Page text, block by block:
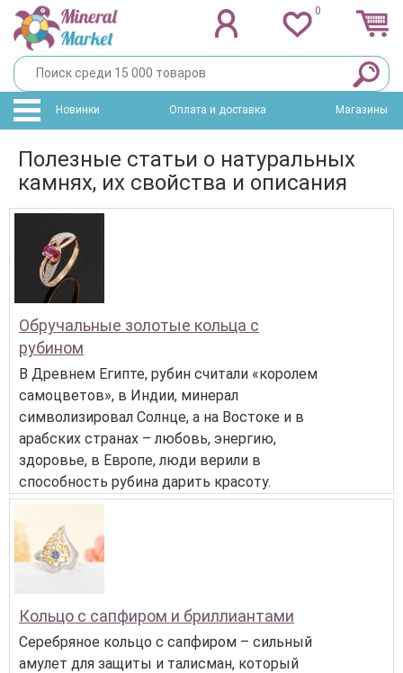
0
Новинки Оплата и доставка Магазины
Полезные статьи о натуральных
камнях, их свойства и описания
Обручальные золотые кольца с
рубином
В Древнем Египте, рубин считали «королем
самоцветов», в Индии, минерал
символизировал Солнце, а на Востоке и в
арабских странах – любовь, энергию,
здоровье, в Европе, люди верили в
способность рубина дарить красоту.
Кольцо с сапфиром и бриллиантами
Серебряное кольцо с сапфиром – сильный
амулет для защиты и талисман, который